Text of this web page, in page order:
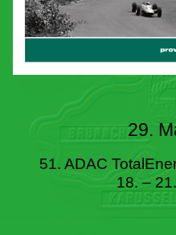
29.
51. ADAC
18. –